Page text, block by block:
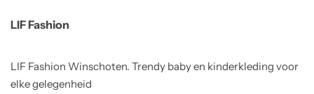
LIF Fashion
LIF Fashion Winschoten. Trendy baby en kinderkleding voor
elke gelegenheid